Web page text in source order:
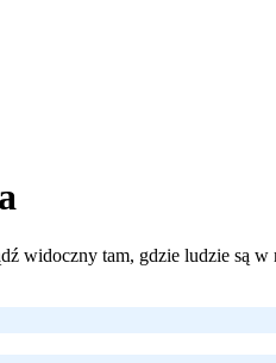
widoczny tam, gdzie ludzie są